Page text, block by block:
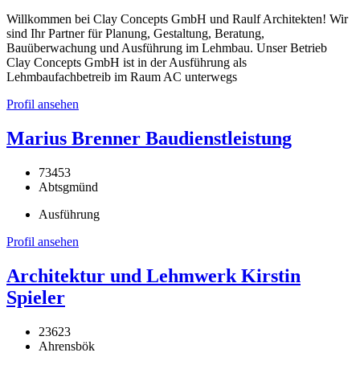
Willkommen bei Clay Concepts GmbH und Raulf Architekten! Wir
sind Ihr Partner für Planung, Gestaltung, Beratung,
Bauüberwachung und Ausführung im Lehmbau. Unser Betrieb
Clay Concepts GmbH ist in der Ausführung als
Lehmbaufachbetreib im Raum AC unterwegs
Profil ansehen
Marius Brenner Baudienstleistung
73453
Abtsgmünd
Ausführung
Profil ansehen
Architektur und Lehmwerk Kirstin
Spieler
23623
Ahrensbök